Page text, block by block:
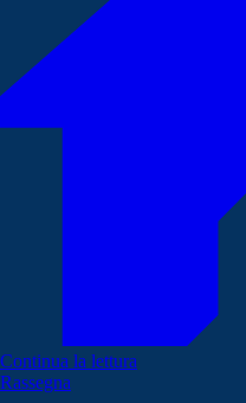
Continua la lettura
Rassegna